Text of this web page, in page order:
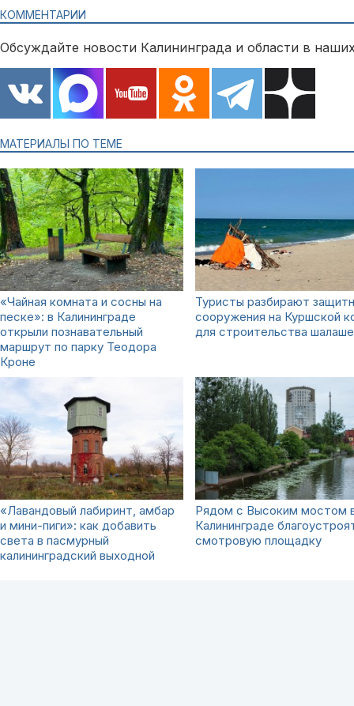
КОММЕНТАРИИ
Обсуждайте новости Калининграда и области в
МАТЕРИАЛЫ ПО ТЕМЕ
«Чайная комната и сосны на
песке»: в Калининграде
открыли познавательный
маршрут по парку Теодора
Кроне
Туристы разбирают
сооружения на Куршской
для строительства
«Лавандовый лабиринт, амбар
и мини-пиги»: как добавить
света в пасмурный
калининградский выходной
Рядом с Высоким мостом
Калининграде
смотровую площадку